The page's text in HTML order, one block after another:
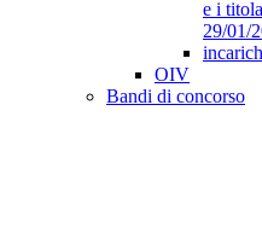
e i
29/01/
OIV
Bandi di concorso